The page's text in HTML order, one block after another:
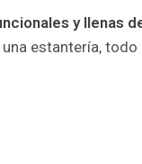
y llenas
estantería,